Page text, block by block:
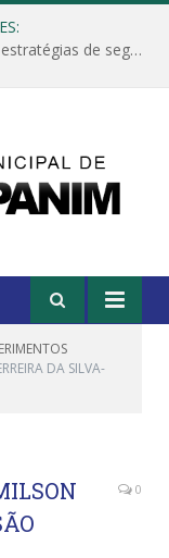
Câmara Municipal de Marapanim discute estratégias de segurança com autoridades e poder executivo
DA SILVA-
0